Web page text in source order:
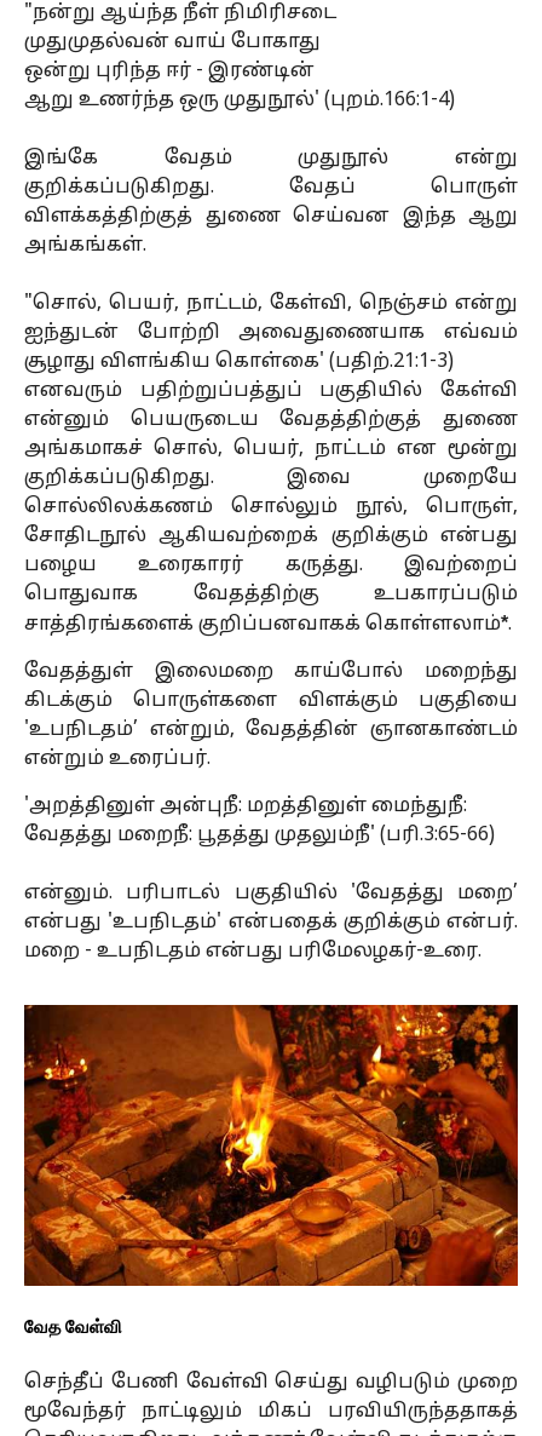
"நன்று ஆய்ந்த நீள் நிமிரிசடை
முதுமுதல்வன் வாய் போகாது
ஒன்று புரிந்த ஈர் - இரண்டின்
ஆறு உணர்ந்த ஒரு முதுநூல்' (புறம்.166:1-4)
இங்கே வேதம் முதுநூல் என்று
குறிக்கப்படுகிறது. வேதப் பொருள்
விளக்கத்திற்குத் துணை செய்வன இந்த ஆறு
அங்கங்கள்.
"சொல், பெயர், நாட்டம், கேள்வி, நெஞ்சம் என்று
ஐந்துடன் போற்றி அவைதுணையாக எவ்வம்
சூழாது விளங்கிய கொள்கை' (பதிற்.21:1-3)
எனவரும் பதிற்றுப்பத்துப் பகுதியில் கேள்வி
என்னும் பெயருடைய வேதத்திற்குத் துணை
அங்கமாகச் சொல், பெயர், நாட்டம் என மூன்று
குறிக்கப்படுகிறது. இவை முறையே
சொல்லிலக்கணம் சொல்லும் நூல், பொருள்,
சோதிடநூல் ஆகியவற்றைக் குறிக்கும் என்பது
பழைய உரைகாரர் கருத்து. இவற்றைப்
பொதுவாக வேதத்திற்கு உபகாரப்படும்
சாத்திரங்களைக் குறிப்பனவாகக் கொள்ளலாம்*.
வேதத்துள் இலைமறை காய்போல் மறைந்து
கிடக்கும் பொருள்களை விளக்கும் பகுதியை
'உபநிடதம்’ என்றும், வேதத்தின் ஞானகாண்டம்
என்றும் உரைப்பர்.
'அறத்தினுள் அன்புநீ: மறத்தினுள் மைந்துநீ:
வேதத்து மறைநீ: பூதத்து முதலும்நீ' (பரி.3:65-66)
என்னும். பரிபாடல் பகுதியில் 'வேதத்து மறை’
என்பது 'உபநிடதம்' என்பதைக் குறிக்கும் என்பர்.
மறை - உபநிடதம் என்பது பரிமேலழகர்-உரை.
வேத வேள்வி
செந்தீப் பேணி வேள்வி செய்து வழிபடும் முறை
மூவேந்தர் நாட்டிலும் மிகப் பரவியிருந்ததாகத்